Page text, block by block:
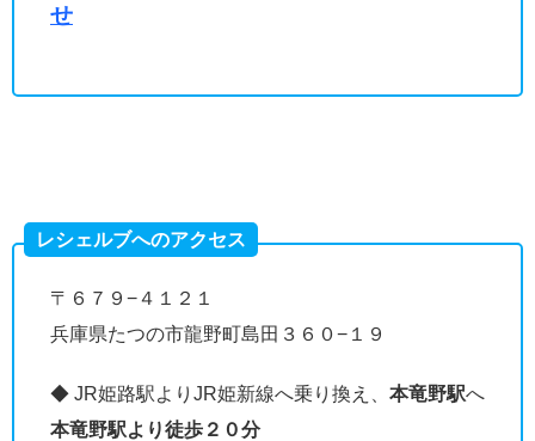
せ
レシェルブへのアクセス
〒６７９−４１２１
兵庫県たつの市龍野町島田３６０−１９
◆ JR姫路駅よりJR姫新線へ乗り換え、 本竜野駅へ
本竜野駅より徒歩２０分